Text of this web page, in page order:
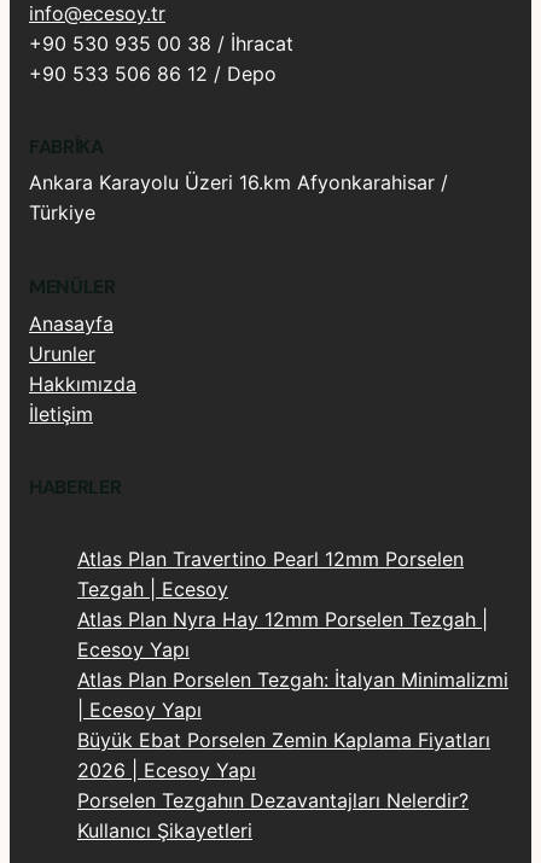
info@ecesoy.tr
+90 530 935 00 38 / İhracat
+90 533 506 86 12 / Depo
FABRIKA
Ankara Karayolu Üzeri 16.km Afyonkarahisar /
Türkiye
MENÜLER
Anasayfa
Urunler
Hakkımızda
İletişim
HABERLER
Atlas Plan Travertino Pearl 12mm Porselen
Tezgah | Ecesoy
Atlas Plan Nyra Hay 12mm Porselen Tezgah |
Ecesoy Yapı
Atlas Plan Porselen Tezgah: İtalyan Minimalizmi
| Ecesoy Yapı
Büyük Ebat Porselen Zemin Kaplama Fiyatları
2026 | Ecesoy Yapı
Porselen Tezgahın Dezavantajları Nelerdir?
Kullanıcı Şikayetleri